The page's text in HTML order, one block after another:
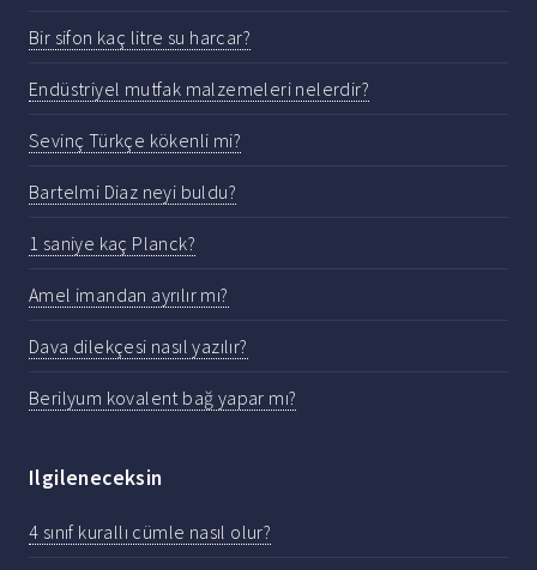
Bir sifon kaç litre su harcar?
Endüstriyel mutfak malzemeleri nelerdir?
Sevinç Türkçe kökenli mi?
Bartelmi Diaz neyi buldu?
1 saniye kaç Planck?
Amel imandan ayrılır mı?
Dava dilekçesi nasıl yazılır?
Berilyum kovalent bağ yapar mı?
Ilgileneceksin
4 sınıf kurallı cümle nasıl olur?